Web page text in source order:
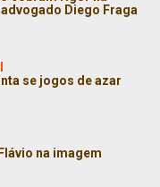
Diego Fraga
se jogos de azar
na imagem